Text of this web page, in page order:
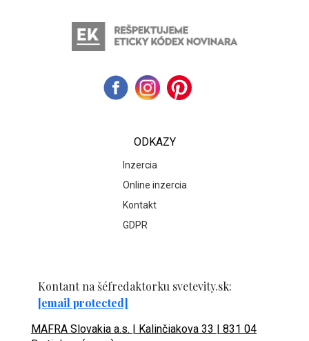
ODKAZY
Inzercia
Online inzercia
Kontakt
GDPR
Kontant na šéfredaktorku svetevity.sk:
[email protected]
MAFRA Slovakia a.s. | Kalinčiakova 33 | 831 04